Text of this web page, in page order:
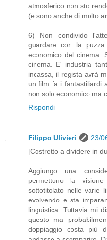
atmosferico non sto
(e sono anche di molto
6) Non condivido
guardare con la
economico del cinema.
cinema. E' industria
incassa, il regista avrà
un film fa i fantastiliardi
non solo economico ma
Rispondi
Filippo Ulivieri
23/
[Costretto a dividere in
Aggiungo una
permettono la
sottotitolato nelle varie
evolvendo e sta
linguistica. Tuttavia mi
questo ma
doppiaggio costa più